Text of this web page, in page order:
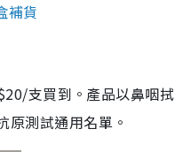
補貨
支買到。產品以鼻咽
測試通用名單。